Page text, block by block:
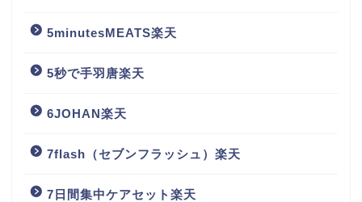
5minutesMEATS楽天
5秒で手羽唐楽天
6JOHAN楽天
7flash（セブンフラッシュ）楽天
7日間集中ケアセット楽天